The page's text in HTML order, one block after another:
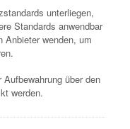
unterliegen,
Standards anwendbar
Anbieter wenden, um
über den
werden.